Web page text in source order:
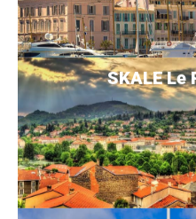
SKALE Le